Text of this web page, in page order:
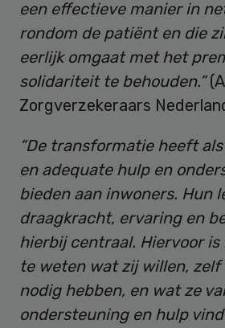
een effectieve manier in
rondom de patiënt en die
eerlijk omgaat met het
solidariteit te behouden.”
Zorgverzekeraars
“De transformatie heeft
en adequate hulp en
bieden aan inwoners. Hun
draagkracht, ervaring en
hierbij centraal. Hiervoor
te weten wat zij willen, zelf
nodig hebben, en wat ze
ondersteuning en hulp